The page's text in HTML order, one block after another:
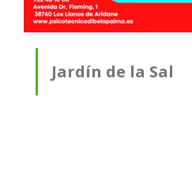
Jardín de la Sal